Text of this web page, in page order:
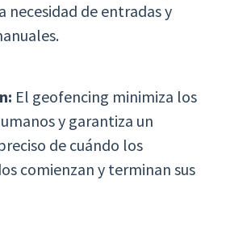
necesidad de entradas y
El geofencing minimiza los
y garantiza un
de cuándo los
comienzan y terminan sus